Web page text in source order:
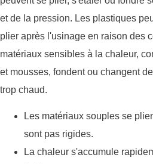
et de la pression. Les plastiques
plier après l'usinage en raison des
matériaux sensibles à la chaleur,
et mousses, fondent ou changent
trop chaud.
Les matériaux souples se
sont pas rigides.
La chaleur s'accumule